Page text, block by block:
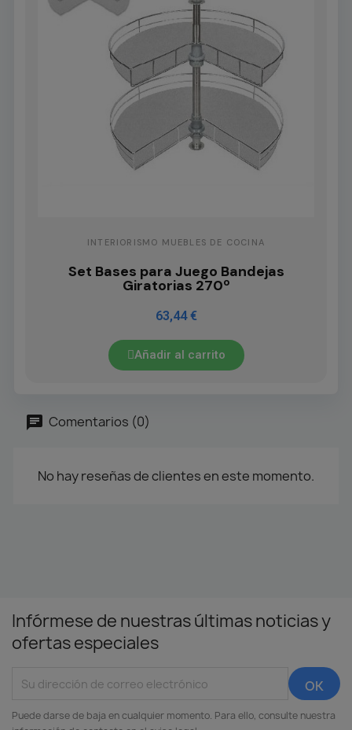
INTERIORISMO MUEBLES DE COCINA
Set Bases para Juego Bandejas
Giratorias 270º
63,44 €
Añadir al carrito
Comentarios (0)
No hay reseñas de clientes en este momento.
Infórmese de nuestras últimas noticias y
ofertas especiales
Puede darse de baja en cualquier momento. Para ello, consulte nuestra